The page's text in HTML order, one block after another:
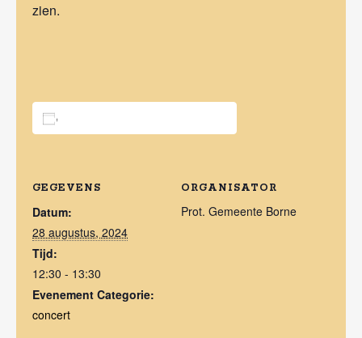
zien.
GEGEVENS
Datum:
28 augustus, 2024
Tijd:
12:30 - 13:30
Evenement Categorie:
concert
ORGANISATOR
Prot. Gemeente Borne